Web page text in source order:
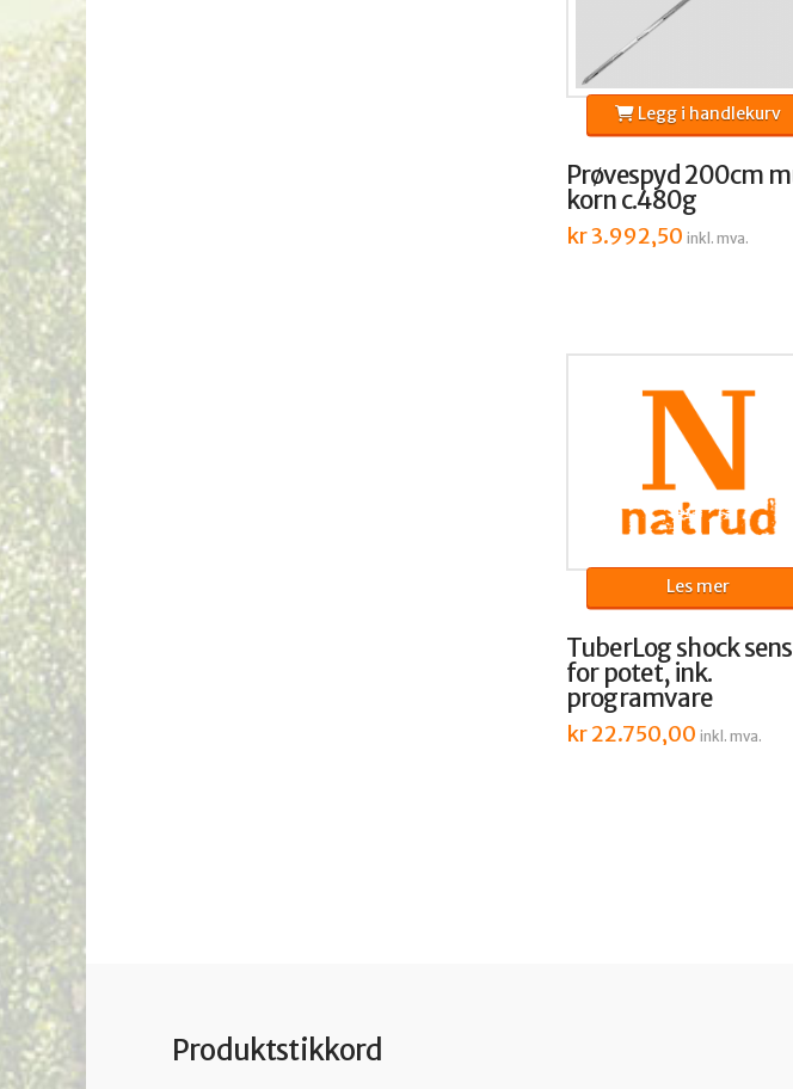
Prøvespyd 200cm
korn c.480g
kr3.992,50 inkl. mva.
Legg i handlekurv
TuberLog shock
for potet, ink.
programvare
kr22.750,00 inkl. mva.
Les mer
Produktstikkord